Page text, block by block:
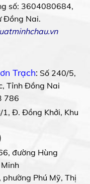
số: 3604080684,
Đồng Nai.
Trạch: Số 240/5,
Tỉnh Đồng Nai
786
Đ. Đồng Khởi, Khu
đường Hùng
Phú Mỹ, Thị